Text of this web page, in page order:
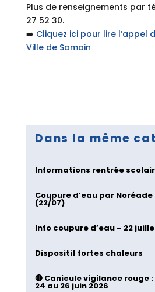
Plus de renseignements par
27 52 30.
➡️ Cliquez ici pour lire l’appel
Ville de Somain
Dans la même
Informations rentrée
Coupure d’eau par
(22/07)
Info coupure d’eau – 22
Dispositif fortes chaleurs
🔴 Canicule vigilance rouge
24 au 26 juin 2026